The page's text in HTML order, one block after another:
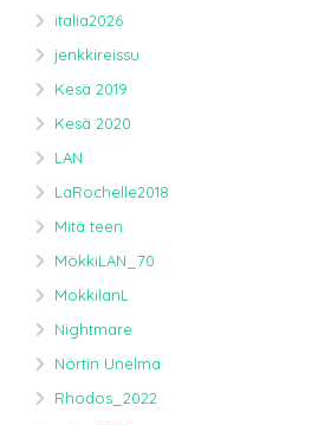
italia2026
jenkkireissu
Kesä 2019
Kesä 2020
LAN
LaRochelle2018
Mitä teen
MökkiLAN_70
MokkilanL
Nightmare
Nörtin Unelma
Rhodos_2022